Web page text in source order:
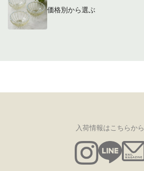
価格別から選ぶ
入荷情報はこちらから